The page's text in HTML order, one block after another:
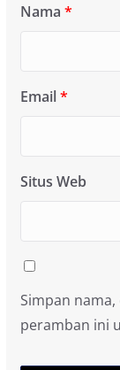
Nama *
Email*
Situs Web
Simpan
peramban ini